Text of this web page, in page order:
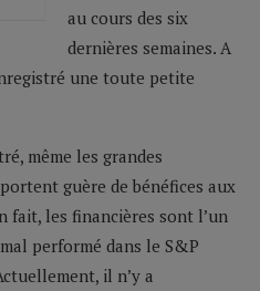
au cours des six
dernières semaines. A
une toute petite
même les grandes
guère de bénéfices aux
fait, les financières sont l’un
performé dans le S&P
il n’y a